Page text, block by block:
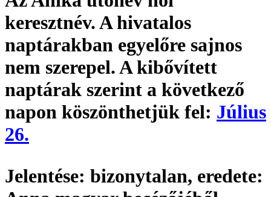
keresztnév. A hivatalos
naptárakban egyelőre sajnos
nem szerepel. A kibővített
naptárak szerint a következő
napon köszönthetjük fel: Július
26.
Jelentése: bizonytalan, eredete: